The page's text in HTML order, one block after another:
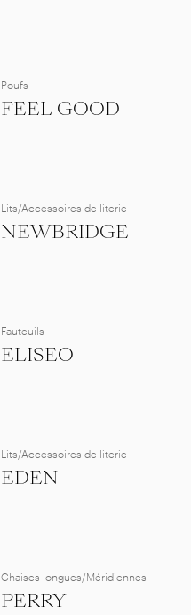
Poufs
FEEL GOOD
Lits/Accessoires de literie
NEWBRIDGE
Fauteuils
ELISEO
Lits/Accessoires de literie
EDEN
Chaises longues/Méridiennes
PERRY